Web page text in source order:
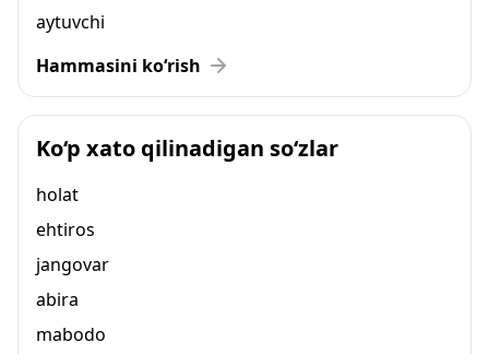
aytuvchi
Hammasini ko‘rish
Ko‘p xato qilinadigan so‘zlar
holat
ehtiros
jangovar
abira
mabodo